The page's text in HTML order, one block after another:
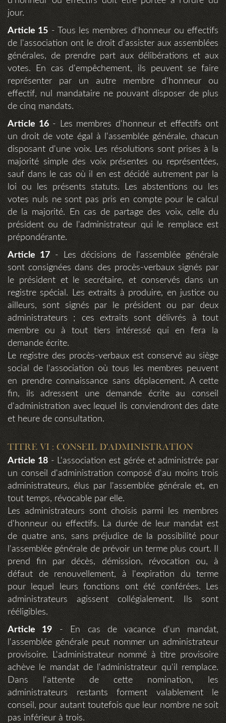
jour.
Article 15 - Tous les membres d'honneur ou effectifs
de l'association ont le droit d'assister aux assemblées
générales, de prendre part aux délibérations et aux
votes. En cas d'empêchement, ils peuvent se faire
représenter par un autre membre d'honneur ou
effectif, nul mandataire ne pouvant disposer de plus
de cinq mandats.
Article 16- Les membres d'honneur et effectifs ont
un droit de vote égal à l'assemblée générale, chacun
disposant d'une voix. Les résolutions sont prises à la
majorité simple des voix présentes ou représentées,
sauf dans le cas où il en est décidé autrement par la
loi ou les présents statuts. Les abstentions ou les
votes nuls ne sont pas pris en compte pour le calcul
de la majorité. En cas de partage des voix, celle du
président ou de l'administrateur qui le remplace est
prépondérante.
Article 17- Les décisions de l'assemblée générale
sont consignées dans des procès-verbaux signés par
le président et le secrétaire, et conservés dans un
registre spécial. Les extraits à produire, en justice ou
ailleurs, sont signés par le président ou par deux
administrateurs ; ces extraits sont délivrés à tout
membre ou à tout tiers intéressé qui en fera la
demande écrite.
Le registre des procès-verbaux est conservé au siège
social de l'association où tous les membres peuvent
en prendre connaissance sans déplacement. A cette
fin, ils adressent une demande écrite au conseil
d'administration avec lequel ils conviendront des date
et heure de consultation.
TITRE VI : CONSEIL D'ADMINISTRATION
Article 18- L'association est gérée et administrée par
un conseil d'administration composé d'au moins trois
administrateurs, élus par l'assemblée générale et, en
tout temps, révocable par elle.
Les administrateurs sont choisis parmi les membres
d'honneur ou effectifs. La durée de leur mandat est
de quatre ans, sans préjudice de la possibilité pour
l'assemblée générale de prévoir un terme plus court. Il
prend fin par décès, démission, révocation ou, à
défaut de renouvellement, à l'expiration du terme
pour lequel leurs fonctions ont été conférées. Les
administrateurs agissent collégialement. Ils sont
rééligibles.
Article 19 - En cas de vacance d'un mandat,
l'assemblée générale peut nommer un administrateur
provisoire. L'administrateur nommé à titre provisoire
achève le mandat de l'administrateur qu'il remplace.
Dans l'attente de cette nomination, les
administrateurs restants forment valablement le
conseil, pour autant toutefois que leur nombre ne soit
pas inférieur à trois.